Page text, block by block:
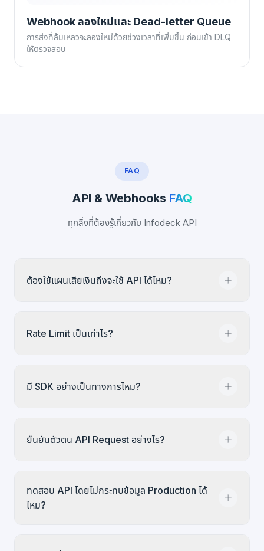
Webhook ลองใหม่และ Dead-letter Queue
การส่งที่ล้มเหลวจะลองใหม่ด้วยช่วงเวลาที่เพิ่มขึ้น ก่อนเข้า DLQ
ให้ตรวจสอบ
FAQ
API & Webhooks FAQ
ทุกสิ่งที่ต้องรู้เกี่ยวกับ Infodeck API
ต้องใช้แผนเสียเงินถึงจะใช้ API ได้ไหม?
ติดต่อเราหากต้องการเข้าถึง API อย่างเดียวโดยไม่ต้อง
Rate Limit เป็นเท่าไร?
นาทีต่อ Key พร้อม RateLimit Headers มาตรฐาน
เพดานสูงกว่านี้ ติดต่อเราได้
มี SDK อย่างเป็นทางการไหม?
docs.infodeck.io ครอบคลุมทุก Endpoint พร้อม
ยืนยันตัวตน API Request อย่างไร?
Authorization Header (2) Programmatic: API
Key ที่จำกัดสิทธิ์ ขอบเขตเฉพาะ Endpoint ทั้งสองทาง
ทดสอบ API โดยไม่กระทบข้อมูล Production ได้
ไหม?